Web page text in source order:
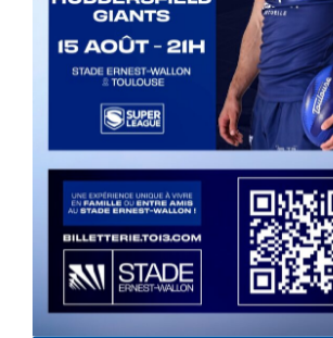
The End of Reubenn Rennie’s Olympian Journey
6 August 2026